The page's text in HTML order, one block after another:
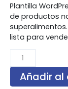
Plantilla
de productos
lista para
Añadir al